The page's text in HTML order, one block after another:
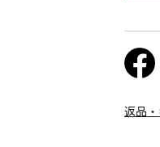
返品